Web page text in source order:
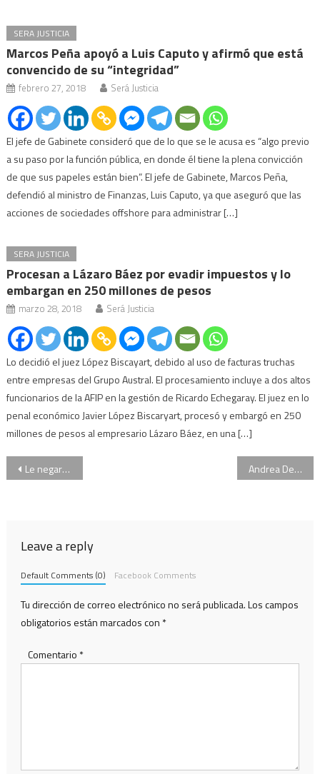
SERA JUSTICIA
Marcos Peña apoyó a Luis Caputo y afirmó que está
convencido de su “integridad”
febrero 27, 2018 Será Justicia
El jefe de Gabinete consideró que de lo que se le acusa es “algo previo
a su paso por la función pública, en donde él tiene la plena convicción
de que sus papeles están bien”. El jefe de Gabinete, Marcos Peña,
defendió al ministro de Finanzas, Luis Caputo, ya que aseguró que las
acciones de sociedades offshore para administrar […]
SERA JUSTICIA
Procesan a Lázaro Báez por evadir impuestos y lo
embargan en 250 millones de pesos
marzo 28, 2018 Será Justicia
Lo decidió el juez López Biscayart, debido al uso de facturas truchas
entre empresas del Grupo Austral. El procesamiento incluye a dos altos
funcionarios de la AFIP en la gestión de Ricardo Echegaray. El juez en lo
penal económico Javier López Biscaryart, procesó y embargó en 250
millones de pesos al empresario Lázaro Báez, en una […]
Navegación
Le negaron el regreso al ANSES a uno de los hijos de Luis D’Elía Andrea Del Boca quedó a un paso del juicio oral por “Mamá Corazón”
Leave a reply
Default Comments (0) Facebook Comments
Tu dirección de correo electrónico no será publicada.Los campos
obligatorios están marcados con *
Comentario *